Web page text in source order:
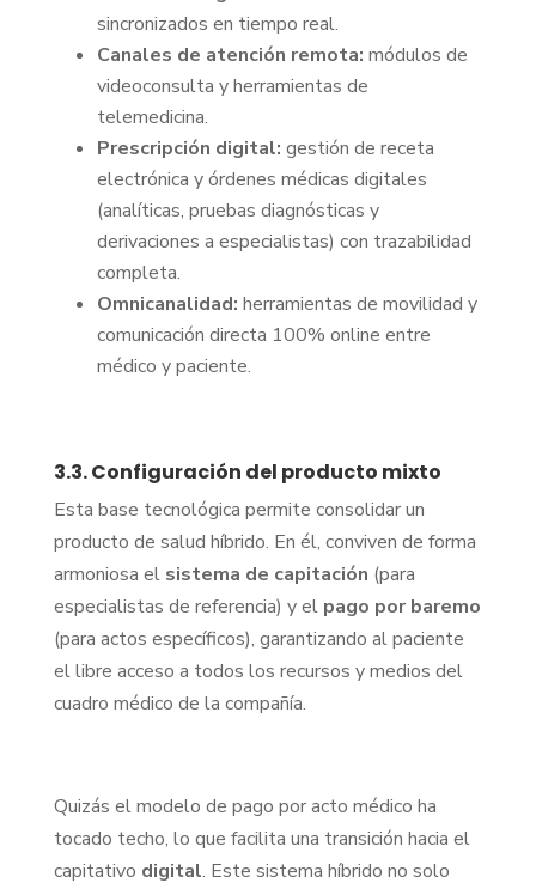
sincronizados en tiempo real.
Canales de atención remota: módulos de
videoconsulta y herramientas de
telemedicina.
Prescripción digital: gestión de receta
electrónica y órdenes médicas digitales
(analíticas, pruebas diagnósticas y
derivaciones a especialistas) con trazabilidad
completa.
Omnicanalidad: herramientas de movilidad y
comunicación directa 100% online entre
médico y paciente.
3.3. Configuración del producto mixto
Esta base tecnológica permite consolidar un
producto de salud híbrido. En él, conviven de forma
armoniosa el sistema de capitación (para
especialistas de referencia) y el pago por baremo
(para actos específicos), garantizando al paciente
el libre acceso a todos los recursos y medios del
cuadro médico de la compañía.
Quizás el modelo de pago por acto médico ha
tocado techo, lo que facilita una transición hacia el
capitativo digital. Este sistema híbrido no solo